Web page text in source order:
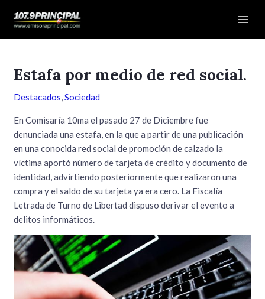
Estafa por medio de red social.
Destacados,Sociedad
En Comisaría 10ma el pasado 27 de Diciembre fue
denunciada una estafa, en la que a partir de una publicación
en una conocida red social de promoción de calzado la
víctima aportó número de tarjeta de crédito y documento de
identidad, advirtiendo posteriormente que realizaron una
compra y el saldo de su tarjeta ya era cero. La Fiscalía
Letrada de Turno de Libertad dispuso derivar el evento a
delitos informáticos.
de